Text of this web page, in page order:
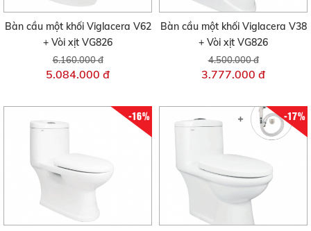
Bàn cầu một khối Viglacera V62
+ Vòi xịt VG826
6.160.000 đ
5.084.000 đ
Bàn cầu một khối Viglacera V38
+ Vòi xịt VG826
4.500.000 đ
3.777.000 đ
-16% -17%